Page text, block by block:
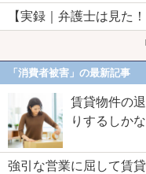
【実録｜弁護士は見た
「消費者被害」の最新記事
賃貸物件の
りするしか
強引な営業に屈して賃